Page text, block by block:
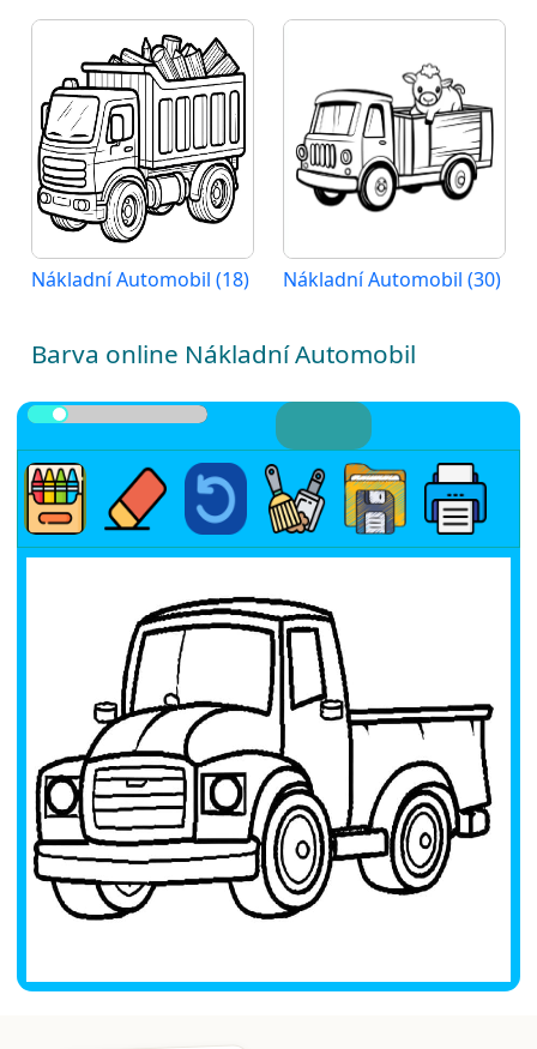
Nákladní Automobil (18) Nákladní Automobil (30)
Barva online Nákladní Automobil